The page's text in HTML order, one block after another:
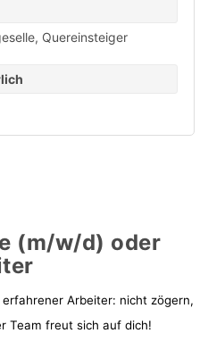
, Quereinsteiger
(m/w/d) oder
Arbeiter: nicht zögern,
Team freut sich auf dich!